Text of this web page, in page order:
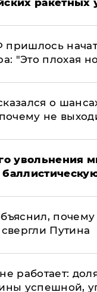
ракетных
"Это плохая
о
не
увольнения
Путина
работает:
успешной,